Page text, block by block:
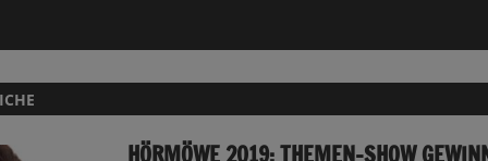
HÖRMÖWE 2019: THEMEN-SHOW